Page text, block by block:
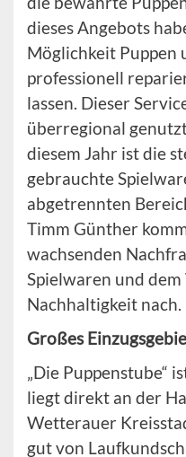
dieses Angebots
Möglichkeit Puppen
professionell
lassen. Dieser
überregional
diesem Jahr ist die
gebrauchte
abgetrennten
Timm Günther
wachsenden
Spielwaren und
Nachhaltigkeit nach.
Großes
„Die Puppenstube“
liegt direkt an der
Wetterauer
gut von